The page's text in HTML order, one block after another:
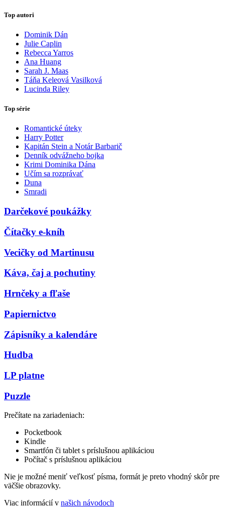
Top autori
Dominik Dán
Julie Caplin
Rebecca Yarros
Ana Huang
Sarah J. Maas
Táňa Keleová Vasilková
Lucinda Riley
Top série
Romantické úteky
Harry Potter
Kapitán Stein a Notár Barbarič
Denník odvážneho bojka
Krimi Dominika Dána
Učím sa rozprávať
Duna
Smradi
Darčekové poukážky
Čítačky e-kníh
Vecičky od Martinusu
Káva, čaj a pochutiny
Hrnčeky a fľaše
Papiernictvo
Zápisníky a kalendáre
Hudba
LP platne
Puzzle
Prečítate na zariadeniach:
Pocketbook
Kindle
Smartfón či tablet s príslušnou aplikáciou
Počítač s príslušnou aplikáciou
Nie je možné meniť veľkosť písma, formát je preto vhodný skôr pre
väčšie obrazovky.
Viac informácií v našich návodoch